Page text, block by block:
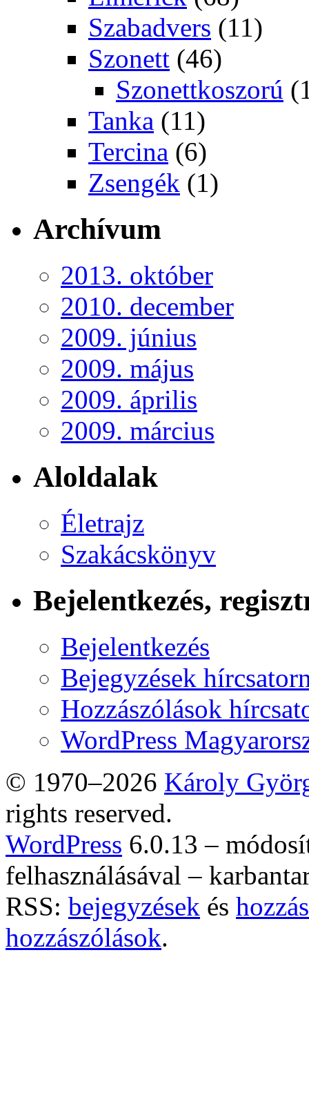
Szabadvers (11)
Szonett (46)
Szonettkoszorú
Tanka (11)
Tercina (6)
Zsengék (1)
Archívum
2013. október
2010. december
2009. június
2009. május
2009. április
2009. március
Aloldalak
Életrajz
Szakácskönyv
Bejelentkezés,
Bejelentkezés
Bejegyzések
Hozzászólások
WordPress
© 1970–2026 Károly
rights reserved.
WordPress 6.0.13 –
felhasználásával –
RSS: bejegyzések és
hozzászólások.